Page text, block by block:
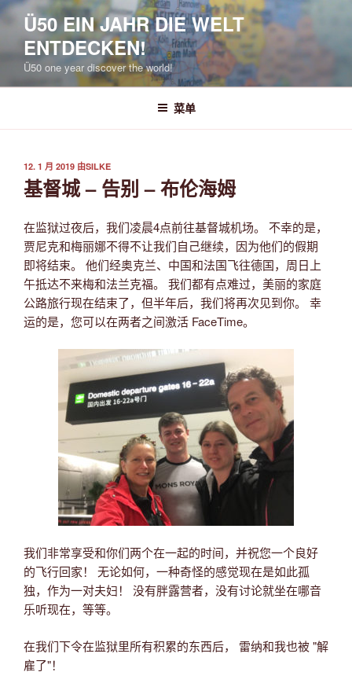
跳
Ü50 EIN JAHR DIE WELT
ENTDECKEN!
Ü50 one year discover the world!
菜单
发
布
于
12. 1 月 2019 由SILKE
基督城 – 告别 – 布伦海姆
在监狱过夜后，我们凌晨4点前往基督城机场。 不幸的是，
贾尼克和梅丽娜不得不让我们自己继续，因为他们的假期
即将结束。 他们经奥克兰、中国和法国飞往德国，周日上
午抵达不来梅和法兰克福。 我们都有点难过，美丽的家庭
公路旅行现在结束了，但半年后，我们将再次见到你。 幸
运的是，您可以在两者之间激活 FaceTime。
我们非常享受和你们两个在一起的时间，并祝您一个良好
的飞行回家！ 无论如何，一种奇怪的感觉现在是如此孤
独，作为一对夫妇！ 没有胖露营者，没有讨论就坐在哪音
乐听现在，等等。
在我们下令在监狱里所有积累的东西后， 雷纳和我也被 "解
雇了"！